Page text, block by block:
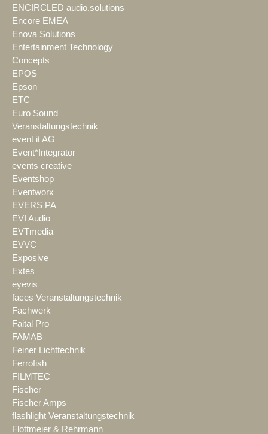
ENCIRCLED audio.solutions
Encore EMEA
Enova Solutions
Entertainment Technology
Concepts
EPOS
Epson
ETC
Euro Sound
Veranstaltungstechnik
event it AG
Event*Integrator
events creative
Eventshop
Eventworx
EVERS PA
EVI Audio
EVTmedia
EVVC
Exposive
Extes
eyevis
faces Veranstaltungstechnik
Fachwerk
Faital Pro
FAMAB
Feiner Lichttechnik
Ferrofish
FILMTEC
Fischer
Fischer Amps
flashlight Veranstaltungstechnik
Flottmeier & Rehrmann